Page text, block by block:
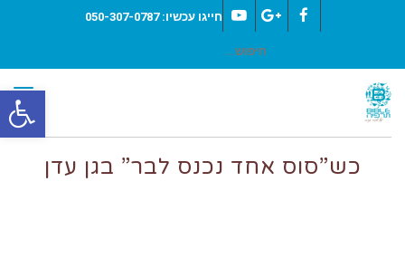
Facebook
Google+
YouTube
חייגו עכשיו: 050-307-0787
כש”סוס אחד נכנס לבר” בגן עדן